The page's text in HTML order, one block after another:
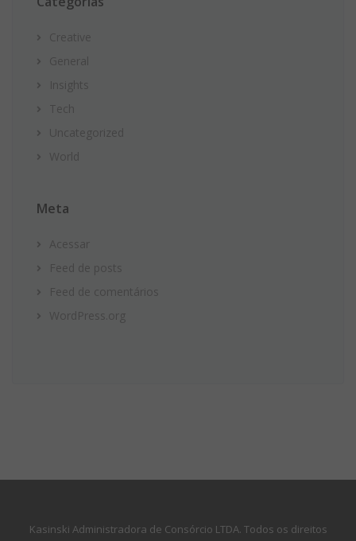
Creative
General
Insights
Tech
Uncategorized
World
Meta
Acessar
Feed de posts
Feed de comentários
WordPress.org
Kasinski Administradora de Consórcio LTDA. Todos os direitos